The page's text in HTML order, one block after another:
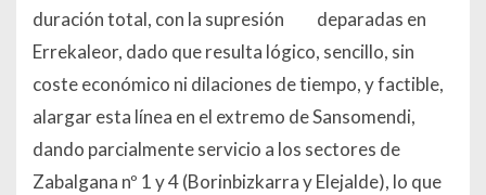
duración total, con la supresión
deparadas en
Errekaleor, dado que resulta lógico, sencillo, sin
coste económico ni dilaciones de tiempo, y factible,
alargar esta línea en el extremo de Sansomendi,
dando parcialmente servicio a los sectores de
Zabalgana nº 1 y 4 (Borinbizkarra y Elejalde), lo que